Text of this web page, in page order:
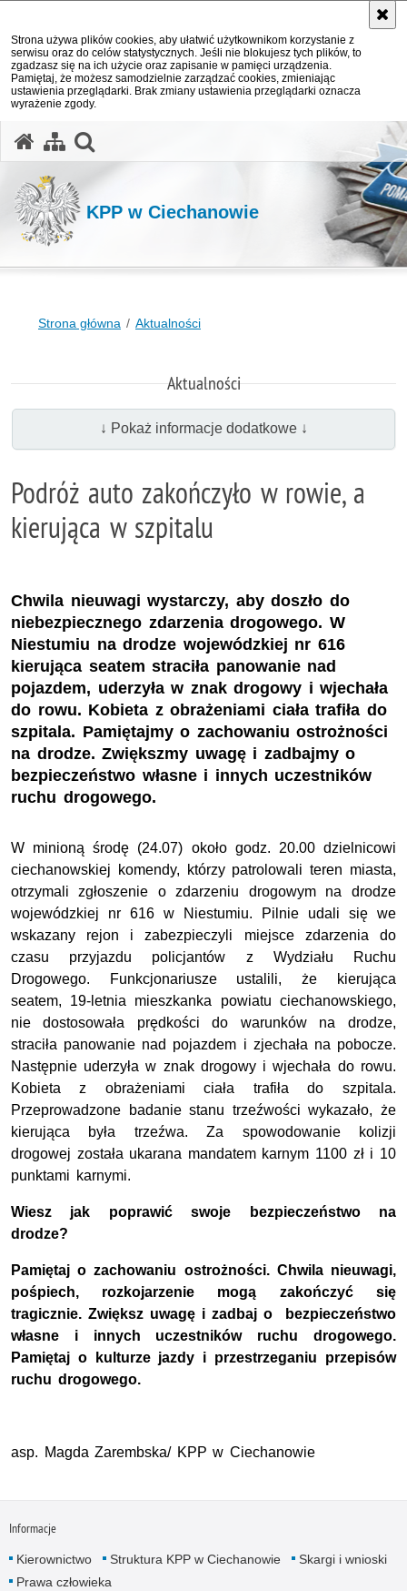
Strona używa plików cookies, aby ułatwić użytkownikom korzystanie z
serwisu oraz do celów statystycznych. Jeśli nie blokujesz tych plików, to
zgadzasz się na ich użycie oraz zapisanie w pamięci urządzenia.
Pamiętaj, że możesz samodzielnie zarządzać cookies, zmieniając
ustawienia przeglądarki. Brak zmiany ustawienia przeglądarki oznacza
wyrażenie zgody.
KPP w Ciechanowie
Strona główna Aktualności
Aktualności
↓ Pokaż informacje dodatkowe ↓
Podróż auto zakończyło w rowie, a
kierująca w szpitalu
Chwila nieuwagi wystarczy, aby doszło do
niebezpiecznego zdarzenia drogowego. W
Niestumiu na drodze wojewódzkiej nr 616
kierująca seatem straciła panowanie nad
pojazdem, uderzyła w znak drogowy i wjechała
do rowu. Kobieta z obrażeniami ciała trafiła do
szpitala. Pamiętajmy o zachowaniu ostrożności
na drodze. Zwiększmy uwagę i zadbajmy o
bezpieczeństwo własne i innych uczestników
ruchu drogowego.
W minioną środę (24.07) około godz. 20.00 dzielnicowi
ciechanowskiej komendy, którzy patrolowali teren miasta,
otrzymali zgłoszenie o zdarzeniu drogowym na drodze
wojewódzkiej nr 616 w Niestumiu. Pilnie udali się we
wskazany rejon i zabezpieczyli miejsce zdarzenia do
czasu przyjazdu policjantów z Wydziału Ruchu
Drogowego. Funkcjonariusze ustalili, że kierująca
seatem, 19-letnia mieszkanka powiatu ciechanowskiego,
nie dostosowała prędkości do warunków na drodze,
straciła panowanie nad pojazdem i zjechała na pobocze.
Następnie uderzyła w znak drogowy i wjechała do rowu.
Kobieta z obrażeniami ciała trafiła do szpitala.
Przeprowadzone badanie stanu trzeźwości wykazało, że
kierująca była trzeźwa. Za spowodowanie kolizji
drogowej została ukarana mandatem karnym 1100 zł i 10
punktami karnymi.
Wiesz jak poprawić swoje bezpieczeństwo na
drodze?
Pamiętaj o zachowaniu ostrożności. Chwila nieuwagi,
pośpiech, rozkojarzenie mogą zakończyć się
tragicznie. Zwiększ uwagę i zadbaj o bezpieczeństwo
własne i innych uczestników ruchu drogowego.
Pamiętaj o kulturze jazdy i przestrzeganiu przepisów
ruchu drogowego.
asp. Magda Zarembska/ KPP w Ciechanowie
Informacje
Kierownictwo Struktura KPP w Ciechanowie
Skargi i wnioski
Prawa człowieka